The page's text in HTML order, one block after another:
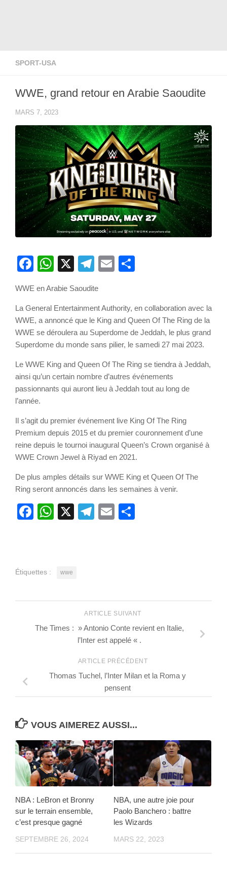
SPORT-USA
WWE, grand retour en Arabie Saoudite
MARS 7, 2023
Facebook
WhatsApp
X Telegram
Email
WWE en Arabie Saoudite
La General Entertainment Authority, en collaboration avec la
WWE, a annoncé que le King and Queen Of The Ring de la
WWE se déroulera au Superdome de Jeddah, le plus grand
Superdome du monde sans pilier, le samedi 27 mai 2023.
Le WWE King and Queen Of The Ring se tiendra à Jeddah,
ainsi qu’un certain nombre d’autres événements
passionnants qui auront lieu à Jeddah tout au long de
l’année.
Il s’agit du premier événement live King Of The Ring
Premium depuis 2015 et du premier couronnement d’une
reine depuis le tournoi inaugural Queen’s Crown organisé à
WWE Crown Jewel à Riyad en 2021.
De plus amples détails sur WWE King et Queen Of The
Ring seront annoncés dans les semaines à venir.
Facebook
WhatsApp
X Telegram
Email
Étiquettes : wwe
ARTICLE SUIVANT
The Times : » Antonio Conte revient en Italie,
l’Inter est appelé « .
ARTICLE PRÉCÉDENT
Thomas Tuchel, l’Inter Milan et la Roma y
pensent
VOUS AIMEREZ AUSSI...
NBA : LeBron et Bronny
sur le terrain ensemble,
c’est presque gagné
SEPTEMBRE 26, 2024
NBA, une autre joie pour
Paolo Banchero : battre
les Wizards
MARS 22, 2023